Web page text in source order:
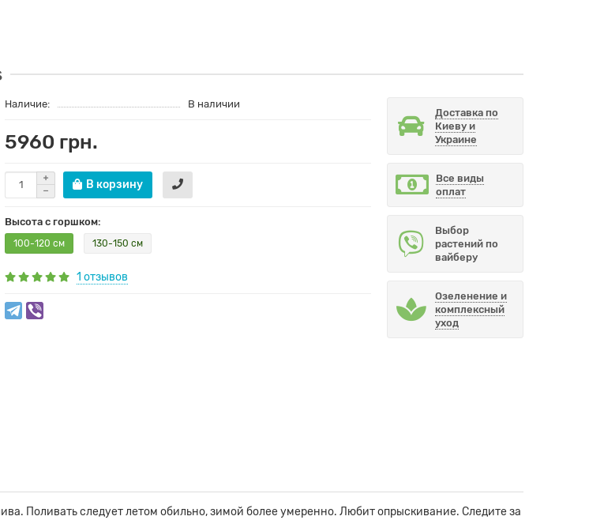
Наличие: В наличии
5960 грн.
В корзину
Высота с горшком:
100-120 см 130-150 см
1 отзывов
Доставка по
Киеву и
Украине
Все виды
оплат
Выбор
растений по
вайберу
Озеленение и
комплексный
уход
Поливать следует летом обильно, зимой более умеренно. Любит опрыскивание. Следите за